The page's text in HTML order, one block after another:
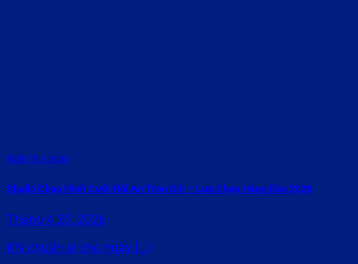
Rate this post
Studio Chụp Hình Cưới Hội An Trọn Gói – Lựa Chọn Hàng Đầu 2026
Tháng 4 20, 2026
Khi chuẩn bị cho ngày [...]